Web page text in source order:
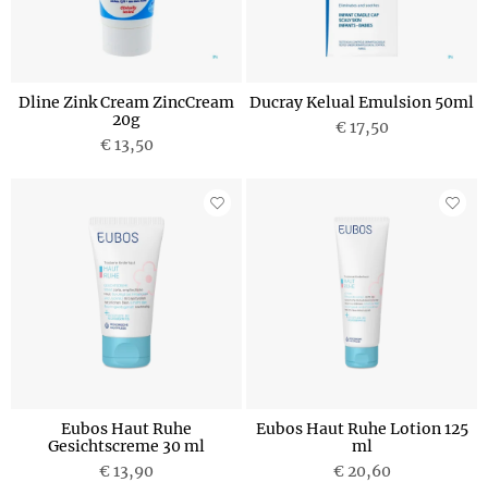
Dline Zink Cream ZincCream
20g
€ 13,50
Ducray Kelual Emulsion 50ml
€ 17,50
Eubos Haut Ruhe
Gesichtscreme 30 ml
€ 13,90
Eubos Haut Ruhe Lotion 125
ml
€ 20,60